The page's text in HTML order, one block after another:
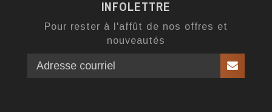
INFOLETTRE
Pour rester à l'affût de nos offres et
nouveautés